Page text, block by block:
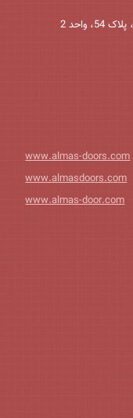
واحد 2
www.almas-doors.com
www.almasdoors.com
www.almas-door.com